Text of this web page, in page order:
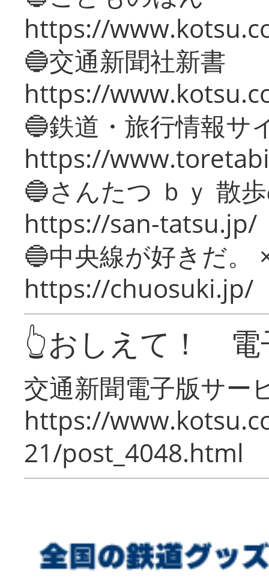
https://
🔵交通新聞社新書
https://
🔵鉄道・旅行情報サ
https://
🔵さんたつ ｂｙ 散
https://san-tatsu.jp/
🔵中央線が好きだ。
https://chuosuki.jp/
👆おしえて！ 電
交通新聞電子版サー
https://
21/post_4048.html